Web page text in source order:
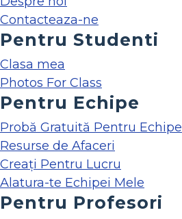
Contacteaza-ne
Pentru Studenti
Clasa mea
Photos For Class
Pentru Echipe
Probă Gratuită Pentru Echipe
Resurse de Afaceri
Creați Pentru Lucru
Alatura-te Echipei Mele
Pentru Profesori